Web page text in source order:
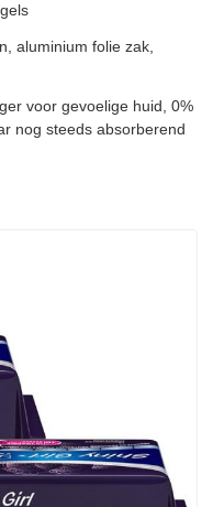
aluminium folie zak,
voor gevoelige huid, 0%
nog steeds absorberend